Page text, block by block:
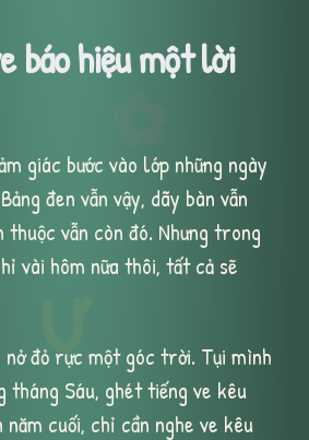
Ư
báo hiệu một lời
giác bước vào lớp những ngày
đen vẫn vậy, dãy bàn vẫn
thuộc vẫn còn đó. Nhưng trong
vài hôm nữa thôi, tất cả sẽ
nở đỏ rực một góc trời. Tụi mình
tháng Sáu, ghét tiếng ve kêu
năm cuối, chỉ cần nghe ve kêu